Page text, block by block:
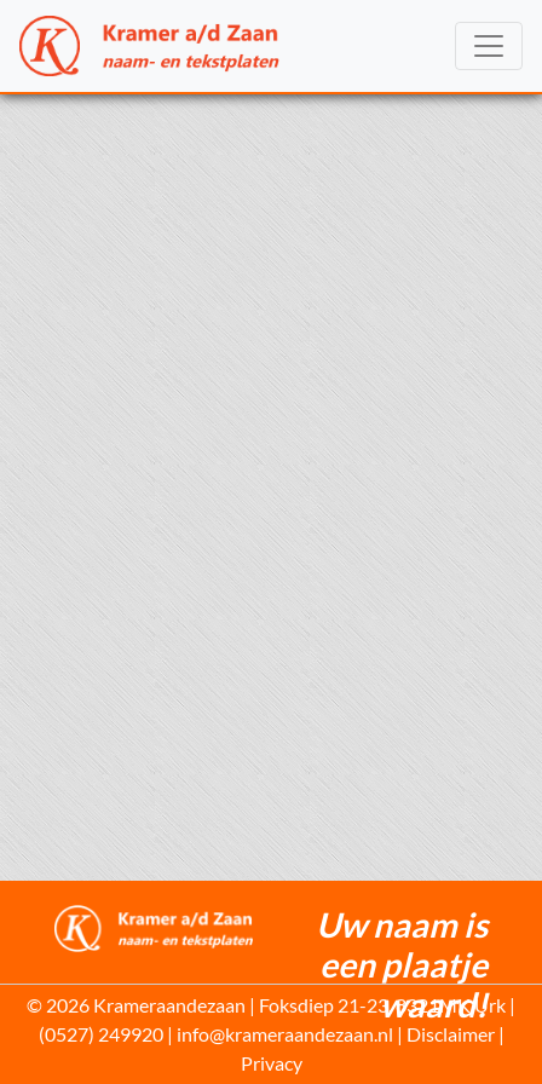
Uw naam is
een plaatje
waard!
© 2026 Krameraandezaan | Foksdiep 21-23, 8321MK Urk |
(0527) 249920 | info@krameraandezaan.nl | Disclaimer|
Privacy